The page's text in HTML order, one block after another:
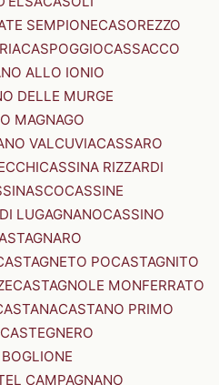
SEMPIONECASOREZZO
CASPOGGIOCASSACCO
ALLO IONIO
DELLE MURGE
MAGNAGO
VALCUVIACASSARO
CASSINA RIZZARDI
CASSINE
LUGAGNANOCASSINO
POCASTAGNITO
CASTAGNOLE MONFERRATO
CASTANO PRIMO
CASTEGNERO
CAMPAGNANO